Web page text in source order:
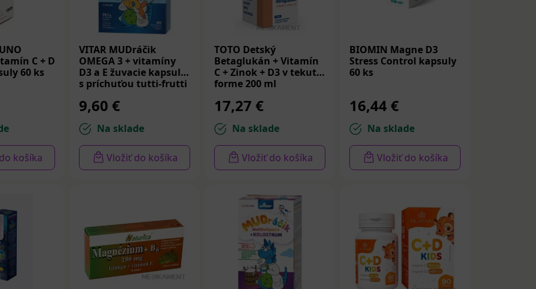
C + D
60 ks
košíka
VITAR MUDráčik
OMEGA 3 + vitamíny
D3 a E žuvacie kapsule
s príchuťou tutti-frutti
9,60 €
Na sklade
Vložiť do košíka
TOTO Detský
Betaglukán + Vitamín
C + Zinok + D3 v tekutej
forme 200 ml
17,27 €
Na sklade
Vložiť do košíka
BIOMIN Magne D3
Stress Control kapsuly
60 ks
16,44 €
Na sklade
Vložiť do košíka